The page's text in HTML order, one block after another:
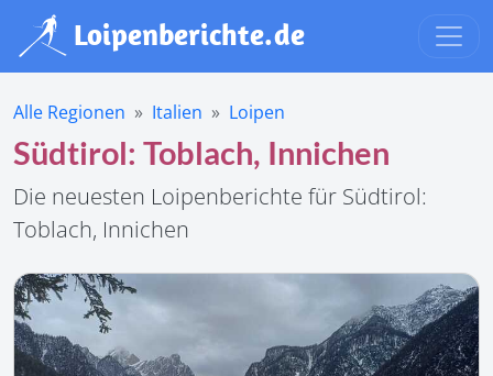
Alle Regionen Italien Loipen
Südtirol: Toblach, Innichen
Die neuesten Loipenberichte für Südtirol:
Toblach, Innichen